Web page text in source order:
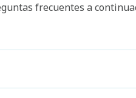
frecuentes a